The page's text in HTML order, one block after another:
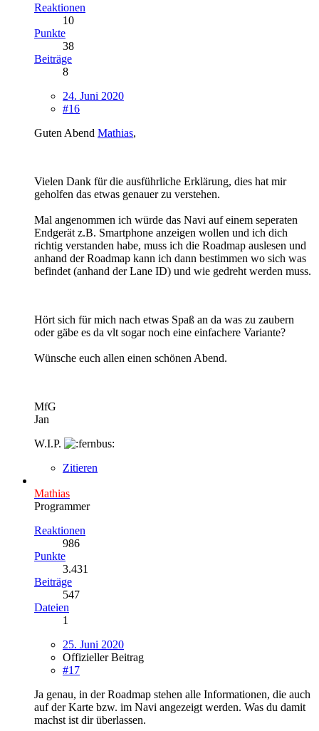
Reaktionen
10
Punkte
38
Beiträge
8
24. Juni 2020
#16
Guten Abend Mathias,
Vielen Dank für die ausführliche Erklärung, dies hat mir
geholfen das etwas genauer zu verstehen.
Mal angenommen ich würde das Navi auf einem seperaten
Endgerät z.B. Smartphone anzeigen wollen und ich dich
richtig verstanden habe, muss ich die Roadmap auslesen und
anhand der Roadmap kann ich dann bestimmen wo sich was
befindet (anhand der Lane ID) und wie gedreht werden muss.
Hört sich für mich nach etwas Spaß an da was zu zaubern
oder gäbe es da vlt sogar noch eine einfachere Variante?
Wünsche euch allen einen schönen Abend.
MfG
Jan
W.I.P.
Zitieren
Mathias
Programmer
Reaktionen
986
Punkte
3.431
Beiträge
547
Dateien
1
25. Juni 2020
Offizieller Beitrag
#17
Ja genau, in der Roadmap stehen alle Informationen, die auch
auf der Karte bzw. im Navi angezeigt werden. Was du damit
machst ist dir überlassen.